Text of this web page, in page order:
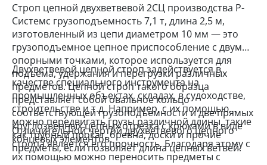
Строп цепной двухветвевой 2СЦ производства Р-
Системс грузоподъемность 7,1 т, длина 2,5 м,
изготовленный из цепи диаметром 10 мм — это
грузоподъемное цепное приспособление с двумя
опорными точками, которое используется для
подъема, удержания и перегрузки различных
предметов. Цепной строп такого образца
представляет собой овальное кольцо
соответствующей грузоподъемности и две прямых
круглозвенных цепных отрезка с крюками в виде
концевых элементов.
Двухветвевой цепной строп задействуется в
качестве специального инструмента на
промышленных объектах, складах, в судоходстве,
строительстве и т.д. Например, с их помощью
можно передвигать грузы различной длины, такие
как трубный прокат, бревна, доски и прочие
предметы, если позволяет длина цепных ветвей.
Отличительной чертой двухветвевого цепного
стропа является его прочность. Благодаря этому с
их помощью можно переносить предметы с